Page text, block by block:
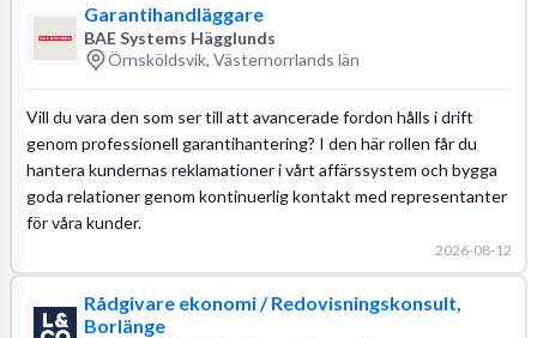
Garantihandläggare
BAE Systems Hägglunds
Örnsköldsvik, Västernorrlands län
Vill du vara den som ser till att avancerade fordon hålls i drift
genom professionell garantihantering? I den här rollen får du
hantera kundernas reklamationer i vårt affärssystem och bygga
goda relationer genom kontinuerlig kontakt med representanter
för våra kunder.
2026-08-12
Rådgivare ekonomi / Redovisningskonsult,
Borlänge